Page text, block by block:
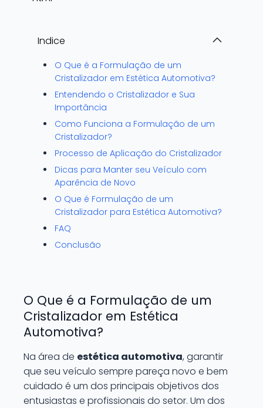
Indice
O Que é a Formulação de um
Cristalizador em Estética Automotiva?
Entendendo o Cristalizador e Sua
Importância
Como Funciona a Formulação de um
Cristalizador?
Processo de Aplicação do Cristalizador
Dicas para Manter seu Veículo com
Aparência de Novo
O Que é Formulação de um
Cristalizador para Estética Automotiva?
FAQ
Conclusão
O Que é a Formulação de um
Cristalizador em Estética
Automotiva?
Na área de estética automotiva, garantir
que seu veículo sempre pareça novo e bem
cuidado é um dos principais objetivos dos
entusiastas e profissionais do setor. Um dos